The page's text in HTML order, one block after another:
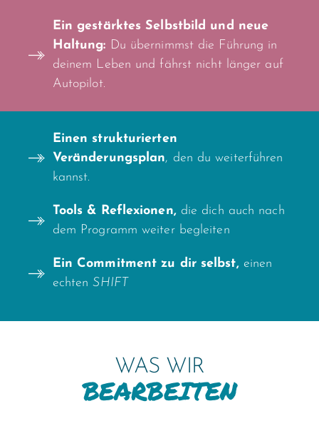
Ein gestärktes Selbstbild und neue
Haltung: Du übernimmst die Führung in
deinem Leben und fährst nicht länger auf
Autopilot.
Einen strukturierten
Veränderungsplan, den du weiterführen
kannst.
Tools & Reflexionen,die dich auch nach
dem Programm weiter begleiten
Ein Commitment zu dir selbst,einen
echtenSHIFT
WAS WIR
BEARBEITEN